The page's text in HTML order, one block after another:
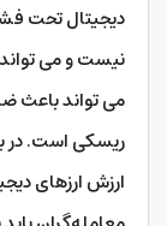
دیجیتال تحت
نیست و می
می تواند باعث
ریسکی است. در
ارزش ارزهای